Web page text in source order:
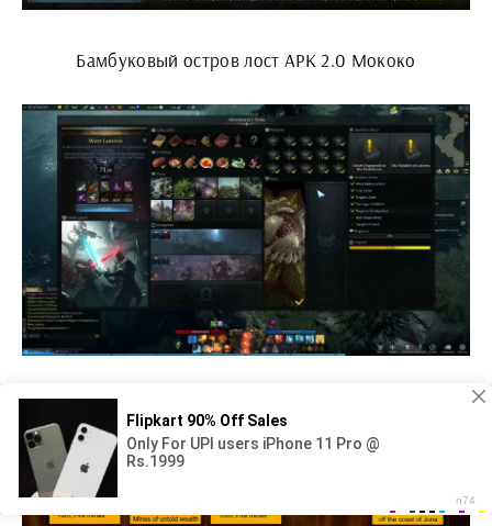
Бамбуковый остров лост АРК 2.0 Мококо
Лост АРК тренировочная Арена изнурение